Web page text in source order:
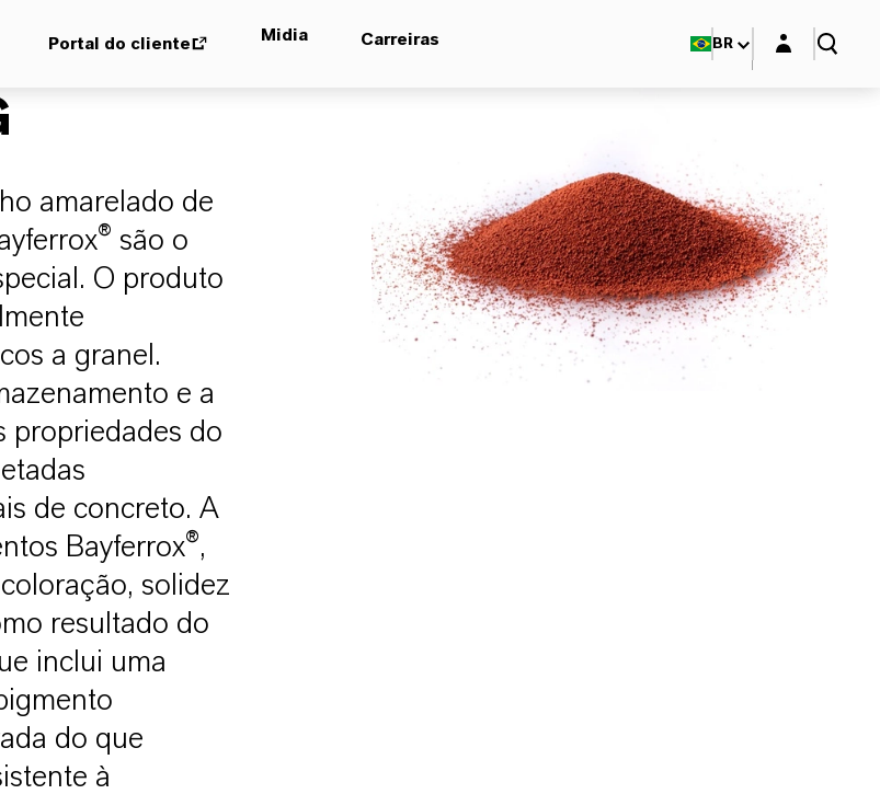
Portal do cliente Midia Carreiras BR Login layer
amarelado de
são o
O produto
a granel.
e a
propriedades do
de concreto. A
Bayferrox®,
solidez
resultado do
inclui uma
do que
à